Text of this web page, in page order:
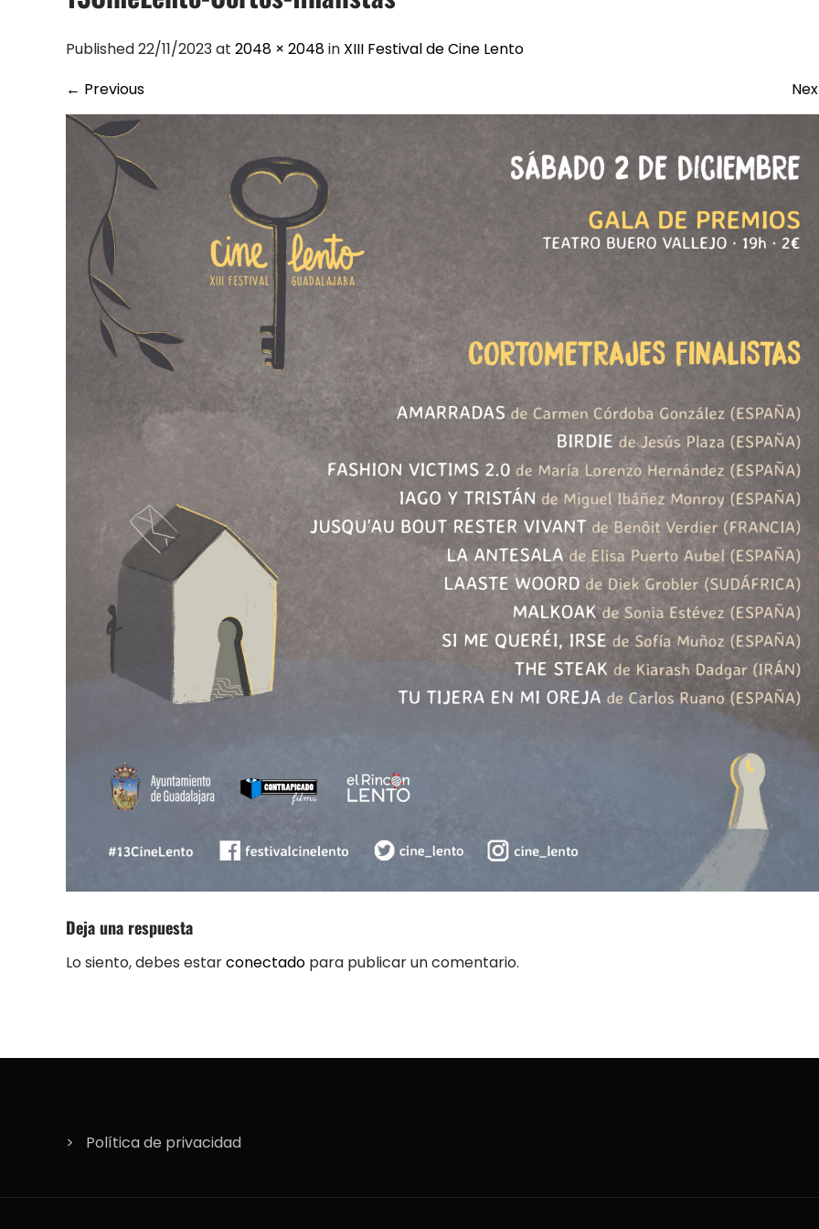
Published 22/11/2023 at 2048 × 2048in XIII Festival de Cine Lento
← Previous
Deja una respuesta
Lo siento, debes estarconectado para publicar un comentario.
Política de privacidad